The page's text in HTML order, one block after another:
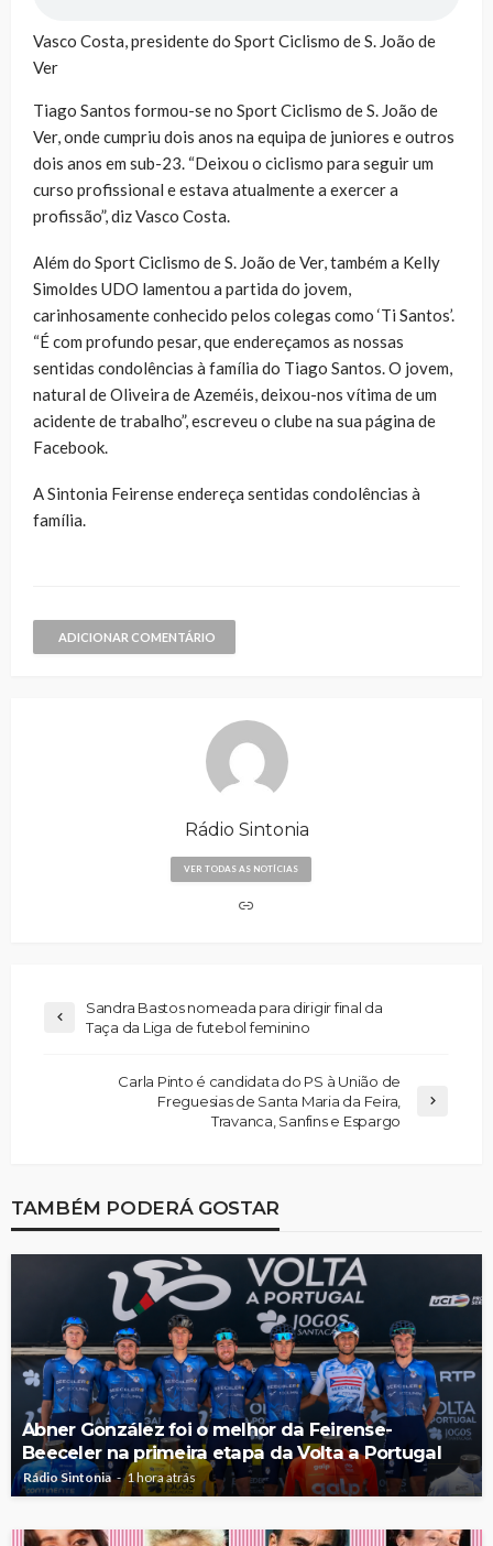
Vasco Costa, presidente do Sport Ciclismo de S. João de
Ver
Tiago Santos formou-se no Sport Ciclismo de S. João de
Ver, onde cumpriu dois anos na equipa de juniores e outros
dois anos em sub-23. “Deixou o ciclismo para seguir um
curso profissional e estava atualmente a exercer a
profissão”, diz Vasco Costa.
Além do Sport Ciclismo de S. João de Ver, também a Kelly
Simoldes UDO lamentou a partida do jovem,
carinhosamente conhecido pelos colegas como ‘Ti Santos’.
“É com profundo pesar, que endereçamos as nossas
sentidas condolências à família do Tiago Santos. O jovem,
natural de Oliveira de Azeméis, deixou-nos vítima de um
acidente de trabalho”, escreveu o clube na sua página de
Facebook.
A Sintonia Feirense endereça sentidas condolências à
família.
ADICIONAR COMENTÁRIO
Rádio Sintonia
VER TODAS AS NOTÍCIAS
Sandra Bastos nomeada para dirigir final da
Taça da Liga de futebol feminino
Carla Pinto é candidata do PS à União de
Freguesias de Santa Maria da Feira,
Travanca, Sanfins e Espargo
TAMBÉM PODERÁ GOSTAR
Abner González foi o melhor da Feirense-
Beeceler na primeira etapa da Volta a Portugal
Rádio Sintonia 1 hora atrás